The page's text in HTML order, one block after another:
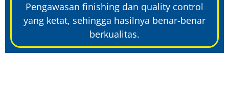
Pengawasan finishing dan quality control
yang ketat, sehingga hasilnya benar-benar
berkualitas.